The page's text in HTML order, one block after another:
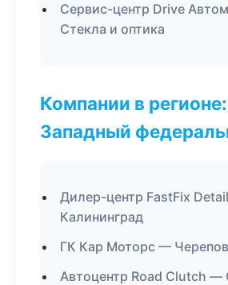
Сервис-центр Drive
Стекла и оптика
Компании в
Западный
Дилер-центр FastFix
Калининград
ГК Кар Моторс —
Автоцентр Road Clutch —